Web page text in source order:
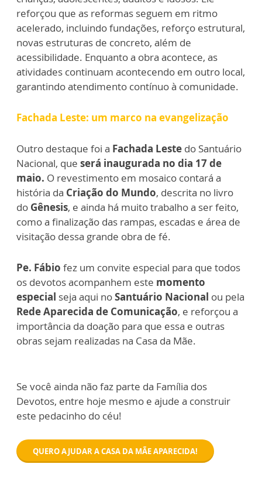
reforçou que as reformas seguem em ritmo
acelerado, incluindo fundações, reforço estrutural,
novas estruturas de concreto, além de
acessibilidade. Enquanto a obra acontece, as
atividades continuam acontecendo em outro local,
garantindo atendimento contínuo à comunidade.
Fachada Leste: um marco na evangelização
Outro destaque foi a Fachada Leste do Santuário
Nacional, que será inaugurada no dia 17 de
maio. O revestimento em mosaico contará a
história da Criação do Mundo, descrita no livro
do Gênesis, e ainda há muito trabalho a ser feito,
como a finalização das rampas, escadas e área de
visitação dessa grande obra de fé.
Pe. Fábio fez um convite especial para que todos
os devotos acompanhem este momento
especial seja aqui noSantuário Nacional ou pela
Rede Aparecida de Comunicação, e reforçou a
importância da doação para que essa e outras
obras sejam realizadas na Casa da Mãe.
Se você ainda não faz parte da Família dos
Devotos, entre hoje mesmo e ajude a construir
este pedacinho do céu!
QUERO AJUDAR A CASA DA MÃE APARECIDA!